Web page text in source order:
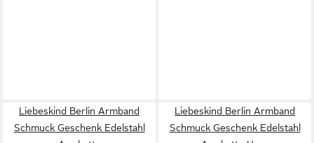
Liebeskind Berlin Armband
Schmuck Geschenk Edelstahl
Liebeskind Berlin Armband
Schmuck Geschenk Edelstahl